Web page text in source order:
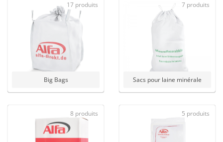
Big Bags
17 produits
Sacs pour laine minérale
7 produits
8 produits 5 produits